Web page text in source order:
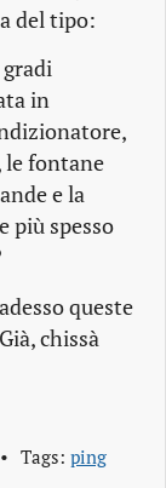
del tipo:
in
le fontane
e la
più spesso
queste
chissà
Tags: ping